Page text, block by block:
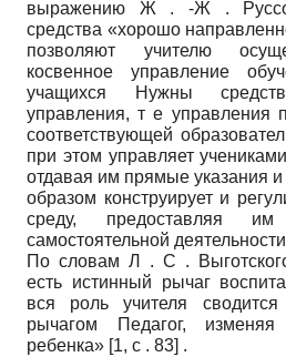
выражению Ж . -Ж .
средства «хорошо
позволяют учителю
косвенное управление
учащихся Нужны
управления, т е управления
соответствующей
при этом управляет
отдавая им прямые указания
образом конструирует и
среду, предоставляя
самостоятельной
По словам Л . С .
есть истинный рычаг
вся роль учителя
рычагом Педагог, изменяя
ребенка» [1, с . 83] .